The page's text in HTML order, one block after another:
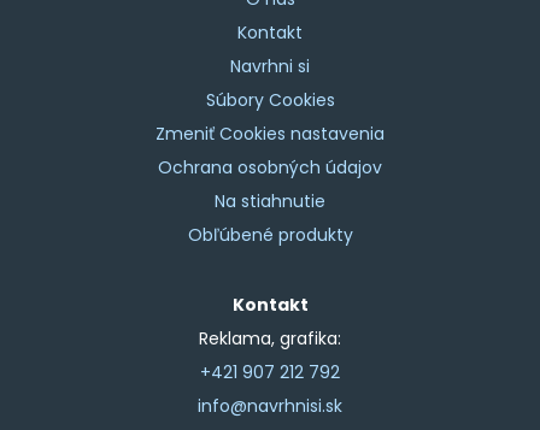
Kontakt
Navrhni si
Súbory Cookies
Zmeniť Cookies nastavenia
Ochrana osobných údajov
Na stiahnutie
Obľúbené produkty
Kontakt
Reklama, grafika:
+421 907 212 792
info@navrhnisi.sk